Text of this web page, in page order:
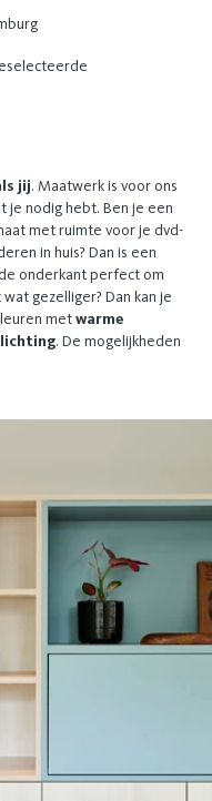
jij. Maatwerk is voor ons
je nodig hebt. Ben je een
met ruimte voor je dvd-
in huis? Dan is een
onderkant perfect om
gezelliger? Dan kan je
metwarme
. De mogelijkheden